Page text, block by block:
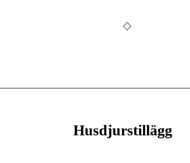
Husdjurstillägg